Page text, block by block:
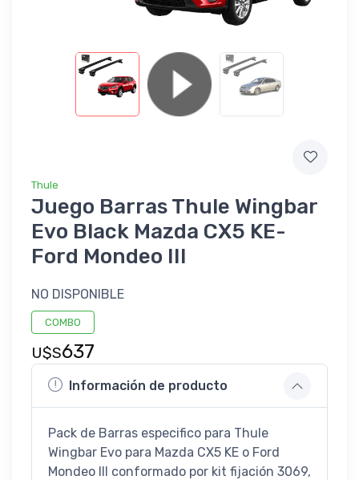
Thule
Juego Barras Thule Wingbar
Evo Black Mazda CX5 KE-
Ford Mondeo III
NO DISPONIBLE
COMBO
U$S637
Información de producto
Pack de Barras especifico para Thule
Wingbar Evo para Mazda CX5 KE o Ford
Mondeo III conformado por kit fijación 3069,